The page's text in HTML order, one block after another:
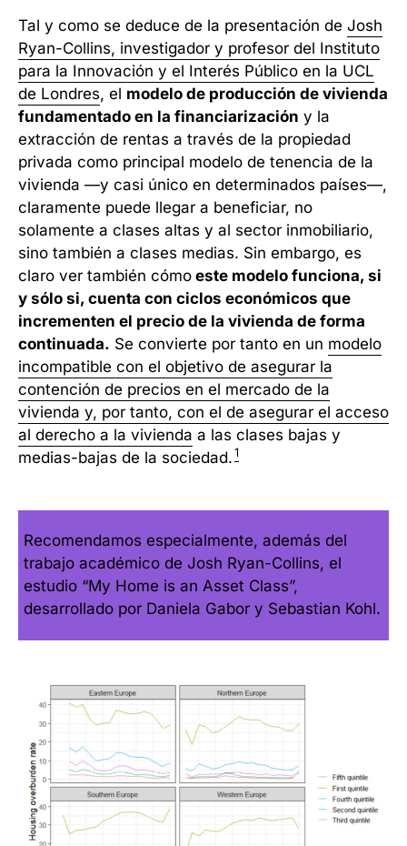
Tal y como se deduce de la presentación de Josh
Ryan-Collins, investigador y profesor del Instituto
para la Innovación y el Interés Público en la UCL
de Londres, el modelo de producción de vivienda
fundamentado en la financiarización y la
extracción de rentas a través de la propiedad
privada como principal modelo de tenencia de la
vivienda —y casi único en determinados países—,
claramente puede llegar a beneficiar, no
solamente a clases altas y al sector inmobiliario,
sino también a clases medias. Sin embargo, es
claro ver también cómo este modelo funciona, si
y sólo si, cuenta con ciclos económicos que
incrementen el precio de la vivienda de forma
continuada. Se convierte por tanto en un modelo
incompatible con el objetivo de asegurar la
contención de precios en el mercado de la
vivienda y, por tanto, con el de asegurar el acceso
al derecho a la vivienda a las clases bajas y
medias-bajas de la sociedad. 1
Recomendamos especialmente,además del
trabajo académico de Josh Ryan-Collins, el
estudio “My Home is an Asset Class”,
desarrollado por Daniela Gabor y Sebastian Kohl.